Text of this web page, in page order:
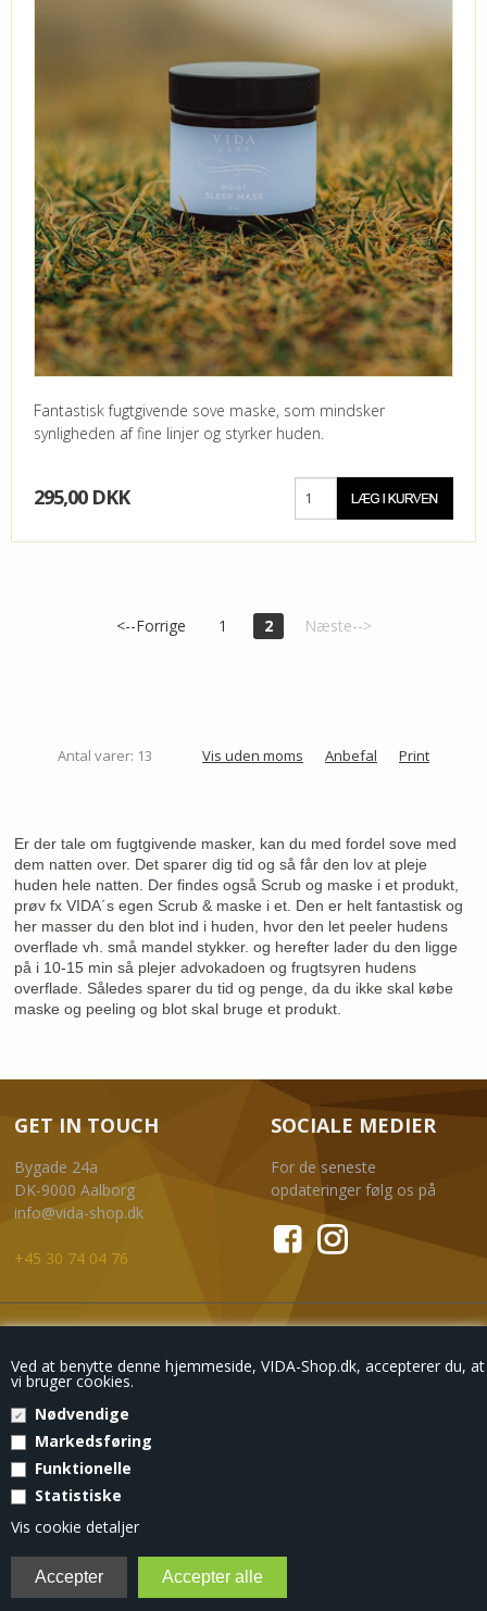
Ved at benytte denne hjemmeside, VIDA-Shop.dk, accepterer du, at
vi bruger cookies.
Nødvendige
Markedsføring
Funktionelle
Statistiske
Vis cookie detaljer
Fantastisk fugtgivende sove maske, som mindsker
synligheden af fine linjer og styrker huden.
295,00 DKK
<--Forrige 1 2 Næste-->
Antal varer: 13 Vis uden moms Anbefal Print
Er der tale om fugtgivende masker, kan du med fordel sove med
dem natten over. Det sparer dig tid og så får den lov at pleje
huden hele natten. Der findes også Scrub og maske i et produkt,
prøv fx VIDA´s egen Scrub & maske i et. Den er helt fantastisk og
her masser du den blot ind i huden, hvor den let peeler hudens
overflade vh. små mandel stykker. og herefter lader du den ligge
på i 10-15 min så plejer advokadoen og frugtsyren hudens
overflade. Således sparer du tid og penge, da du ikke skal købe
maske og peeling og blot skal bruge et produkt.
GET IN TOUCH
Bygade 24a
DK-9000 Aalborg
info@vida-shop.dk
+45 30 74 04 76
SOCIALE MEDIER
For de seneste
opdateringer følg os på
Eksklusive tilbud